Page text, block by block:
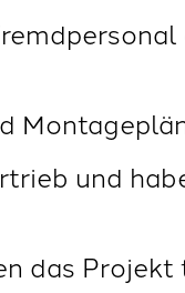
und
das Projekt